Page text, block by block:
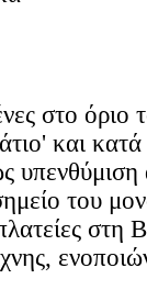
στο όριο
και κατά
του
στη